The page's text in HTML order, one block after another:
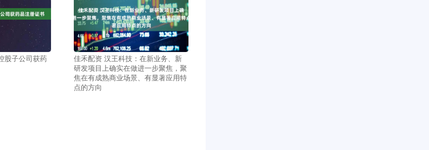
股子公司获药
佳禾配资 汉王科技：在新业务、新
研发项目上确实在做进一步聚焦，聚
焦在有成熟商业场景、有显著应用特
点的方向